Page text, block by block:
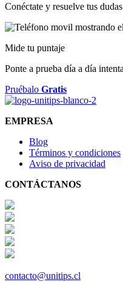
Conéctate y resuelve tus
Mide tu puntaje
Ponte a prueba día a día
Pruébalo Gratis
EMPRESA
Blog
Términos y condiciones
Aviso de privacidad
CONTÁCTANOS
contacto@unitips.cl